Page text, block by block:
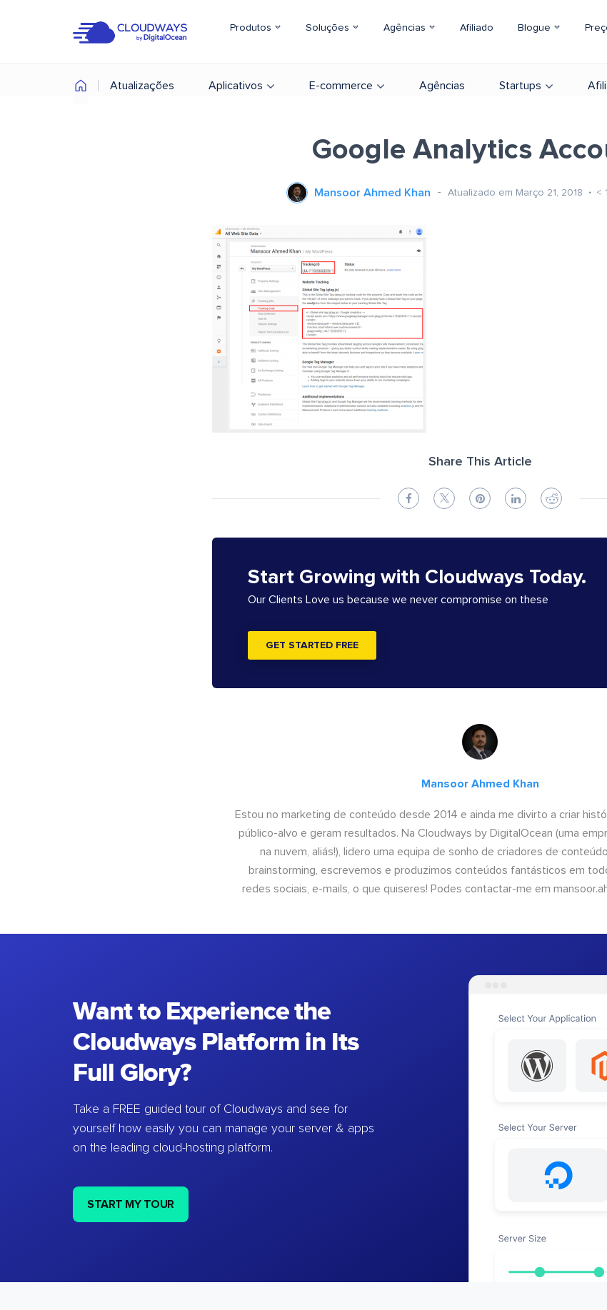
Produtos Soluções Agências Afiliado Blogue
Atualizações Aplicativos E-commerce Agências Startups
Google Analytics
Mansoor Ahmed Khan Atualizado em Março 21, 2018 < 1
Share This Article
Start Growing with Cloudways Today.
Our Clients Love us because we never compromise on these
GET STARTED FREE
Mansoor Ahmed Khan
Estou no marketing de conteúdo desde 2014 e ainda me divirto a criar
público-alvo e geram resultados. Na Cloudways by DigitalOcean (uma
na nuvem, aliás!), lidero uma equipa de sonho de criadores de
brainstorming, escrevemos e produzimos conteúdos fantásticos em
redes sociais, e-mails, o que quiseres! Podes contactar-me em
Want to Experience the
Cloudways Platform in Its
Full Glory?
Take a FREE guided tour of Cloudways and see for
yourself how easily you can manage your server & apps
on the leading cloud-hosting platform.
START MY TOUR